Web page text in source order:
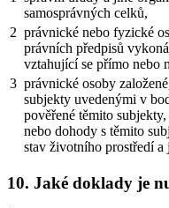
samosprávných celků,
2 právnické nebo fyzické
právních předpisů
vztahující se přímo nebo
3 právnické osoby
subjekty uvedenými v
pověřené těmito
nebo dohody s těmito
stav životního prostředí
10. Jaké doklady je